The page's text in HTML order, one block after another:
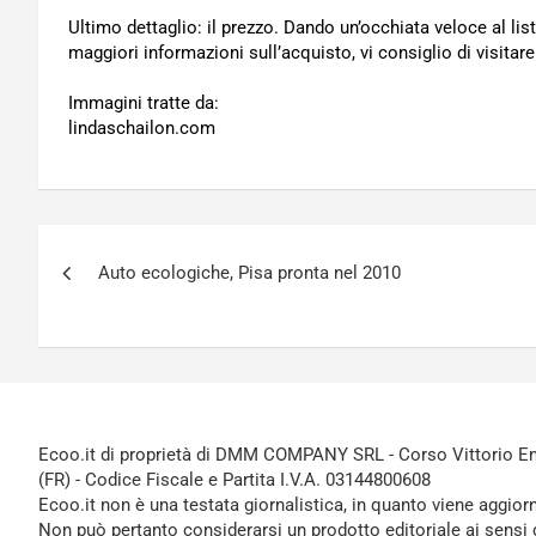
Ultimo dettaglio: il prezzo. Dando un’occhiata veloce al
maggiori informazioni sull’acquisto, vi consiglio di
Immagini tratte da:
lindaschailon.com
Auto ecologiche, Pisa pronta nel 2010
Ecoo.it di proprietà di DMM COMPANY SRL - Corso Vittorio
(FR) - Codice Fiscale e Partita I.V.A. 03144800608
Ecoo.it non è una testata giornalistica, in quanto viene
Non può pertanto considerarsi un prodotto editoriale ai sensi